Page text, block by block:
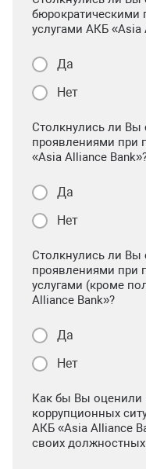
бюрократическими
услугами АКБ «Asia
Да
Нет
Столкнулись ли
проявлениями при
«Asia Alliance
Да
Нет
Столкнулись ли
проявлениями при
услугами (кроме
Alliance Bank»?
Да
Нет
Как бы Вы оценили
коррупционных
АКБ «Asia Alliance
своих